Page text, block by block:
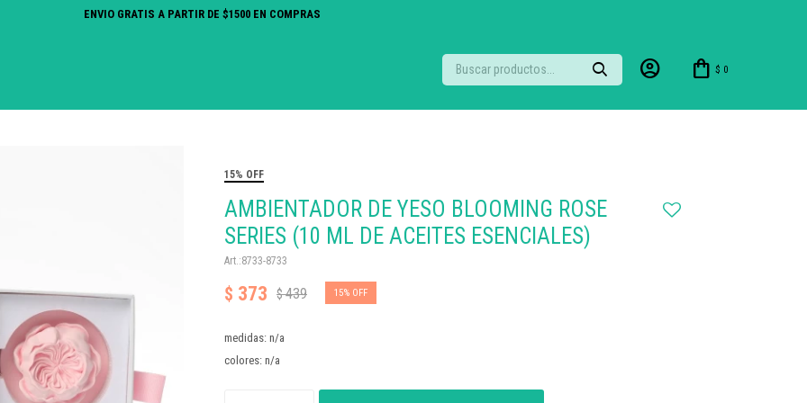
ENVIO GRATIS A PARTIR DE $1500 EN COMPRAS
$ 0
15% OFF
AMBIENTADOR DE YESO BLOOMING ROSE
SERIES (10 ML DE ACEITES ESENCIALES)
8733-8733
$ 373 $439 15
medidas: n/a
colores: n/a